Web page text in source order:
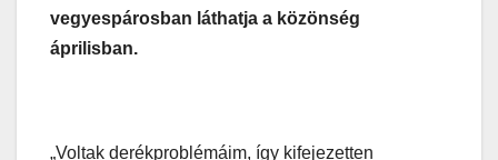
vegyespárosban láthatja a közönség
áprilisban.
„Voltak derékproblémáim, így kifejezetten